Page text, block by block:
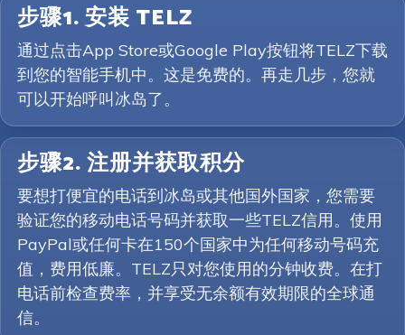
步骤1. 安装 TELZ
通过点击App Store或Google Play按钮将TELZ下载
到您的智能手机中。这是免费的。再走几步，您就
可以开始呼叫冰岛了。
步骤2. 注册并获取积分
要想打便宜的电话到冰岛或其他国外国家，您需要
验证您的移动电话号码并获取一些TELZ信用。使用
PayPal或任何卡在150个国家中为任何移动号码充
值，费用低廉。TELZ只对您使用的分钟收费。在打
电话前检查费率，并享受无余额有效期限的全球通
信。